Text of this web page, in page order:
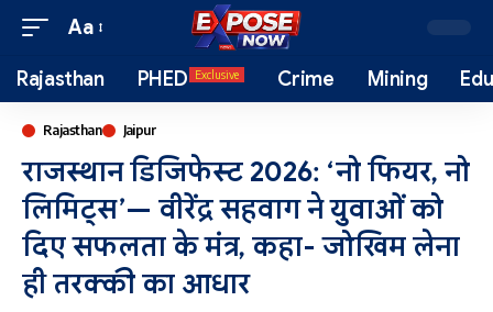
Aa
Rajasthan PHED Exclusive Crime Mining
Rajasthan Jaipur
राजस्थान डिजिफेस्ट 2026: ‘नो फियर, नो
लिमिट्स’— वीरेंद्र सहवाग ने युवाओं को
दिए सफलता के मंत्र, कहा- जोखिम लेना
ही तरक्की का आधार